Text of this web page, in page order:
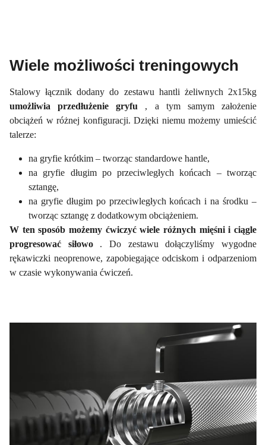
Wiele możliwości treningowych
Stalowy łącznik dodany do zestawu hantli żeliwnych 2x15kg
umożliwia przedłużenie gryfu , a tym samym założenie
obciążeń w różnej konfiguracji. Dzięki niemu możemy umieścić
talerze:
na gryfie krótkim – tworząc standardowe hantle,
na gryfie długim po przeciwległych końcach – tworząc
sztangę,
na gryfie długim po przeciwległych końcach i na środku –
tworząc sztangę z dodatkowym obciążeniem.
W ten sposób możemy ćwiczyć wiele różnych mięśni i ciągle
progresować siłowo . Do zestawu dołączyliśmy wygodne
rękawiczki neoprenowe, zapobiegające odciskom i odparzeniom
w czasie wykonywania ćwiczeń.